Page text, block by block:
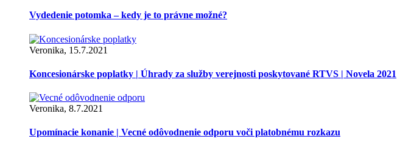
Vydedenie potomka – kedy je to právne možné?
Veronika, 15.7.2021
Koncesionárske poplatky | Úhrady za služby verejnosti poskytované RTVS | Novela 2021
Veronika, 8.7.2021
Upomínacie konanie | Vecné odôvodnenie odporu voči platobnému rozkazu